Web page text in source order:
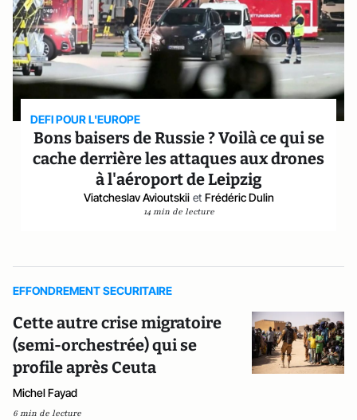
DEFI POUR L'EUROPE
Bons baisers de Russie ? Voilà ce qui se
cache derrière les attaques aux drones
à l'aéroport de Leipzig
Viatcheslav Avioutskii et Frédéric Dulin
14 min de lecture
EFFONDREMENT SECURITAIRE
Cette autre crise migratoire
(semi-orchestrée) qui se
profile après Ceuta
Michel Fayad
6 min de lecture